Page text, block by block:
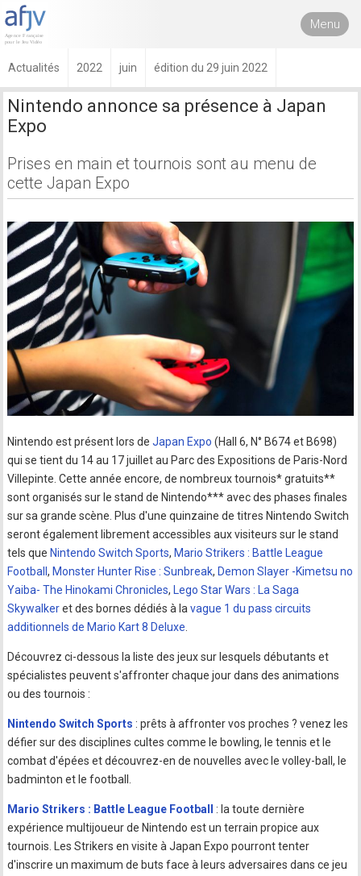
Menu
Actualités 2022 juin édition du 29 juin 2022
Nintendo annonce sa présence à Japan
Expo
Prises en main et tournois sont au menu de
cette Japan Expo
Nintendo est présent lors deJapan Expo (Hall 6, N° B674 et B698)
qui se tient du 14 au 17 juillet au Parc des Expositions de Paris-Nord
Villepinte. Cette année encore, de nombreux tournois* gratuits**
sont organisés sur le stand de Nintendo*** avec des phases finales
sur sa grande scène. Plus d'une quinzaine de titres Nintendo Switch
seront également librement accessibles aux visiteurs sur le stand
tels que Nintendo Switch Sports, Mario Strikers : Battle League
Football, Monster Hunter Rise : Sunbreak, Demon Slayer -Kimetsu no
Yaiba- The Hinokami Chronicles, Lego Star Wars : La Saga
Skywalkeret des bornes dédiés à lavague 1 du pass circuits
additionnels de Mario Kart 8 Deluxe.
Découvrez ci-dessous la liste des jeux sur lesquels débutants et
spécialistes peuvent s'affronter chaque jour dans des animations
ou des tournois :
Nintendo Switch Sports : prêts à affronter vos proches ? venez les
défier sur des disciplines cultes comme le bowling, le tennis et le
combat d'épées et découvrez-en de nouvelles avec le volley-ball, le
badminton et le football.
Mario Strikers : Battle League Football
: la toute dernière
expérience multijoueur de Nintendo est un terrain propice aux
tournois. Les Strikers en visite à Japan Expo pourront tenter
d'inscrire un maximum de buts face à leurs adversaires dans ce jeu